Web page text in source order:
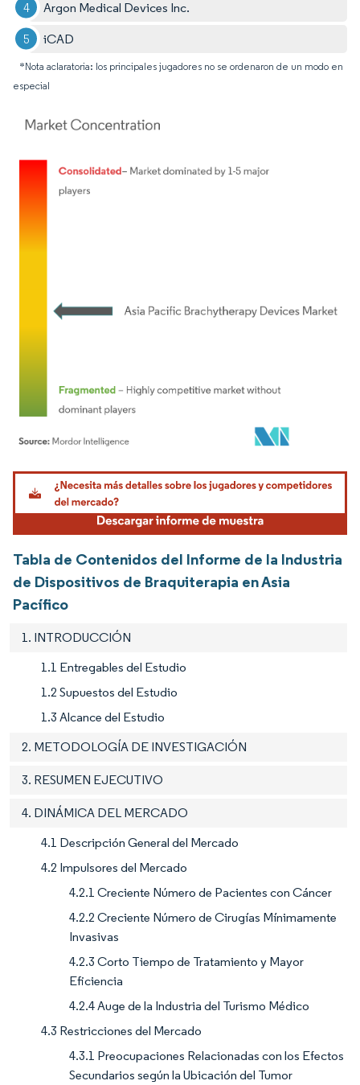
Argon Medical Devices Inc.
iCAD
*Nota aclaratoria: los principales jugadores no se ordenaron de un modo en
especial
Imagen © Mordor Intelligence. El uso requiere atribución según CC BY 4.0.
Tabla de Contenidos del Informe de la Industria
de Dispositivos de Braquiterapia en Asia
Pacífico
1. INTRODUCCIÓN
1.1 Entregables del Estudio
1.2 Supuestos del Estudio
1.3 Alcance del Estudio
2. METODOLOGÍA DE INVESTIGACIÓN
3. RESUMEN EJECUTIVO
4. DINÁMICA DEL MERCADO
4.1 Descripción General del Mercado
4.2 Impulsores del Mercado
4.2.1 Creciente Número de Pacientes con Cáncer
4.2.2 Creciente Número de Cirugías Mínimamente
Invasivas
4.2.3 Corto Tiempo de Tratamiento y Mayor
Eficiencia
4.2.4 Auge de la Industria del Turismo Médico
4.3 Restricciones del Mercado
4.3.1 Preocupaciones Relacionadas con los Efectos
Secundarios según la Ubicación del Tumor